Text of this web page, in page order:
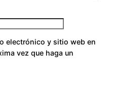
electrónico y sitio web en
vez que haga un